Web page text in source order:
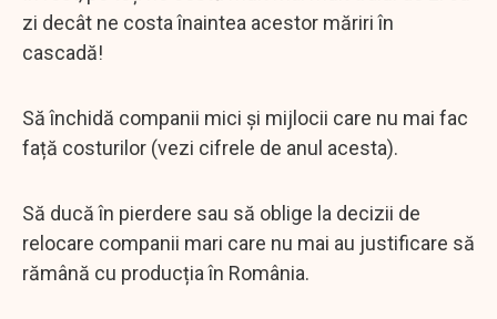
zi decât ne costa înaintea acestor măriri în
cascadă!
Să închidă companii mici și mijlocii care nu mai fac
față costurilor (vezi cifrele de anul acesta).
Să ducă în pierdere sau să oblige la decizii de
relocare companii mari care nu mai au justificare să
rămână cu producția în România.